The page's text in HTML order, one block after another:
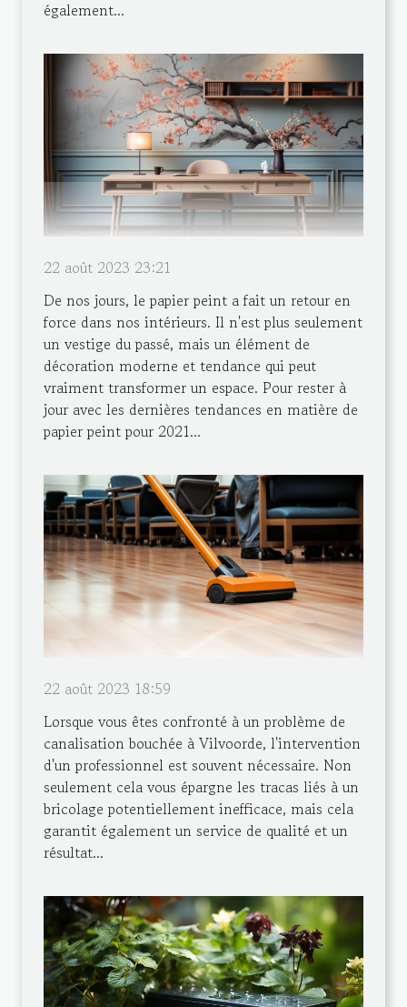
également...
22 août 2023 23:21
De nos jours, le papier peint a fait un retour en
force dans nos intérieurs. Il n'est plus seulement
un vestige du passé, mais un élément de
décoration moderne et tendance qui peut
vraiment transformer un espace. Pour rester à
jour avec les dernières tendances en matière de
papier peint pour 2021...
22 août 2023 18:59
Lorsque vous êtes confronté à un problème de
canalisation bouchée à Vilvoorde, l'intervention
d'un professionnel est souvent nécessaire. Non
seulement cela vous épargne les tracas liés à un
bricolage potentiellement inefficace, mais cela
garantit également un service de qualité et un
résultat...